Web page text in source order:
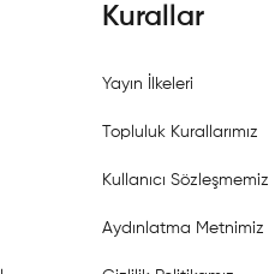
Kurallar
Yayın İlkeleri
Topluluk Kurallarımız
Kullanıcı Sözleşmemiz
Aydınlatma Metnimiz